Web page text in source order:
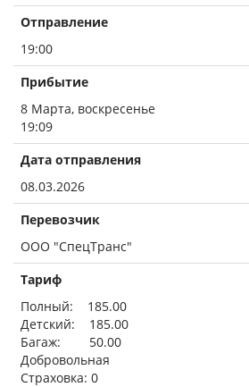
Отправление
19:00
Прибытие
8 Марта, воскресенье
19:09
Дата отправления
08.03.2026
Перевозчик
ООО "СпецТранс"
Тариф
Полный: 185.00
Детский: 185.00
Багаж: 50.00
Добровольная
Страховка: 0